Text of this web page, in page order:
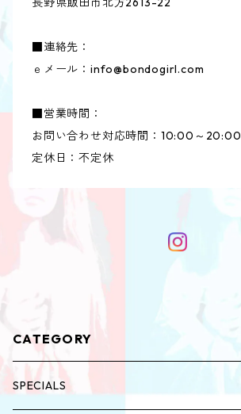
■連絡先：
ｅメール： info@bondogirl.com
■営業時間：
お問い合わせ対応時間：10:00～20:00
定休日：不定休
CATEGORY
SPECIALS